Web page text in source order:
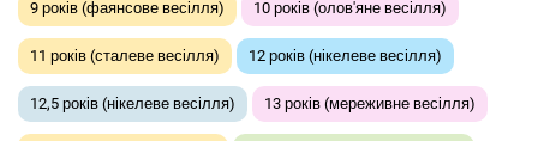
9 років (фаянсове весілля) 10 років (олов'яне весілля)
11 років (сталеве весілля) 12 років (нікелеве весілля)
12,5 років (нікелеве весілля) 13 років (мереживне весілля)